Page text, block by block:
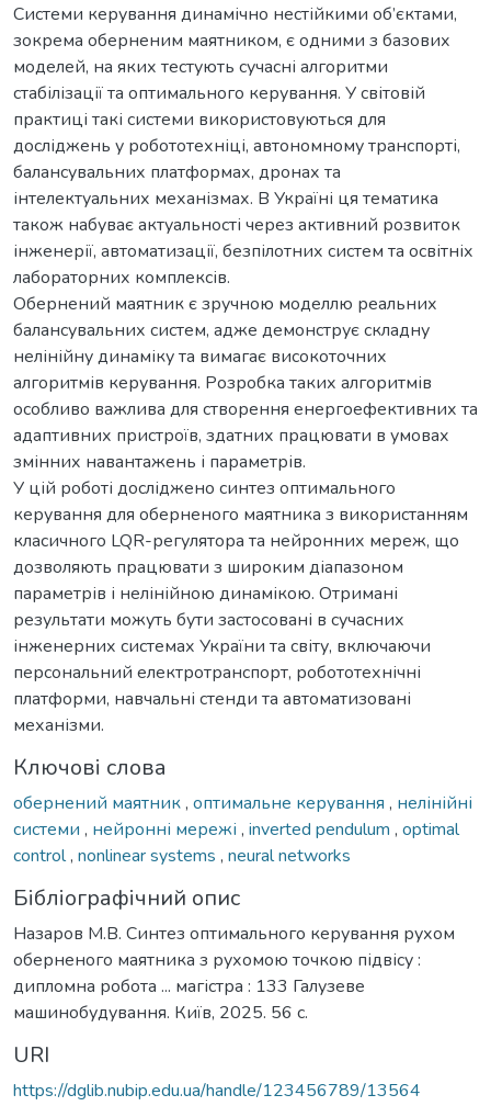
Системи керування динамічно нестійкими об’єктами,
зокрема оберненим маятником, є одними з базових
моделей, на яких тестують сучасні алгоритми
стабілізації та оптимального керування. У світовій
практиці такі системи використовуються для
досліджень у робототехніці, автономному транспорті,
балансувальних платформах, дронах та
інтелектуальних механізмах. В Україні ця тематика
також набуває актуальності через активний розвиток
інженерії, автоматизації, безпілотних систем та освітніх
лабораторних комплексів.
Обернений маятник є зручною моделлю реальних
балансувальних систем, адже демонструє складну
нелінійну динаміку та вимагає високоточних
алгоритмів керування. Розробка таких алгоритмів
особливо важлива для створення енергоефективних та
адаптивних пристроїв, здатних працювати в умовах
змінних навантажень і параметрів.
У цій роботі досліджено синтез оптимального
керування для оберненого маятника з використанням
класичного LQR-регулятора та нейронних мереж, що
дозволяють працювати з широким діапазоном
параметрів і нелінійною динамікою. Отримані
результати можуть бути застосовані в сучасних
інженерних системах України та світу, включаючи
персональний електротранспорт, робототехнічні
платформи, навчальні стенди та автоматизовані
механізми.
Ключові слова
обернений маятник, оптимальне керування , нелінійні
системи , нейронні мережі , inverted pendulum , optimal
control, nonlinear systems , neural networks
Бібліографічний опис
Назаров М.В. Синтез оптимального керування рухом
оберненого маятника з рухомою точкою підвісу :
дипломна робота ... магістра : 133 Галузеве
машинобудування. Київ, 2025. 56 с.
URI
https://dglib.nubip.edu.ua/handle/123456789/13564